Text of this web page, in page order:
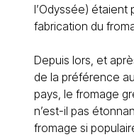
l’Odyssée) étaient
fabrication du
Depuis lors, et
de la préférence
pays, le fromage
n’est-il pas
fromage si